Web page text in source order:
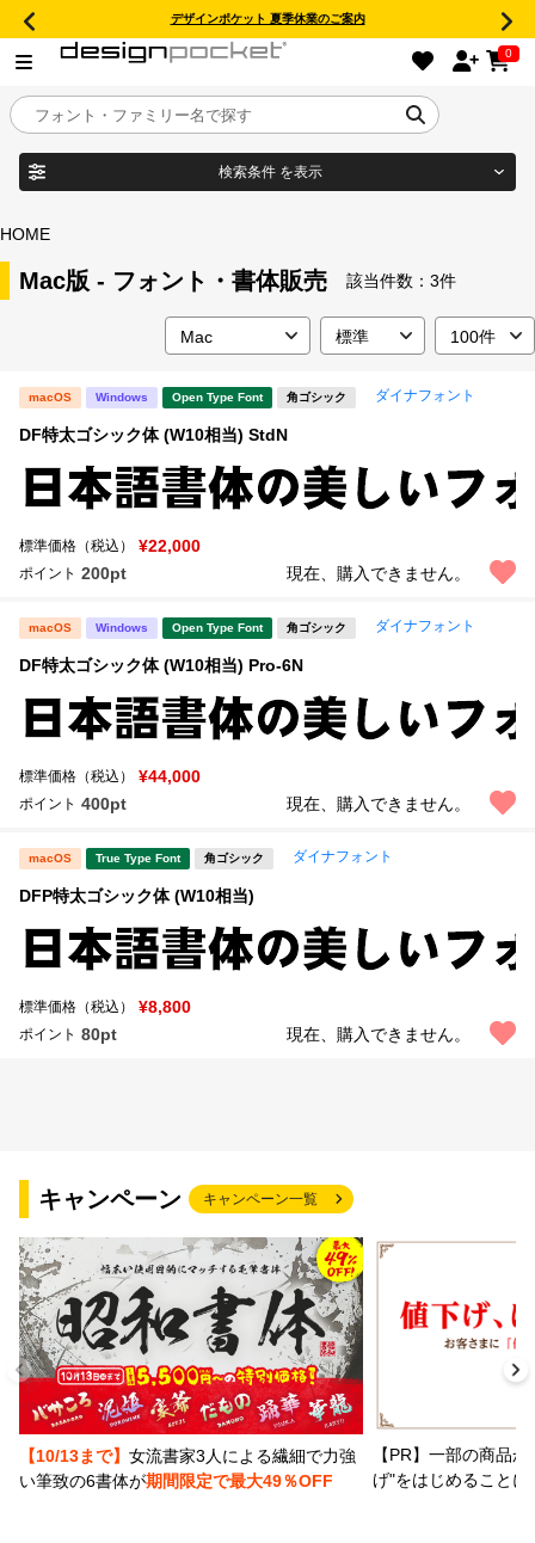
デザインポケット 夏季休業のご案内
0
目的別フォントガイド
年間ライセンス商品
キャンペーン一覧
新着一覧
マイページ
お気に入り
ご利用ガイド
よくあるご質問
お問い合わせ
検索条件 を表示
フォント形式
角ゴシック
宋朝体
教科書体 行書体
江戸文字 デザイン毛筆
すべてを表示
太さ・ウェイト
〜
リセット
HOME
Mac版 - フォント・書体販売 該当件数： 3件
macOS Windows Open Type Font 角ゴシック ダイナフォント
DF特太ゴシック体 (W10相当) StdN
標準価格（税込） ¥22,000
ポイント 200pt 現在、購入できません。
macOS Windows Open Type Font 角ゴシック ダイナフォント
DF特太ゴシック体 (W10相当) Pro-6N
標準価格（税込） ¥44,000
ポイント 400pt 現在、購入できません。
macOS True Type Font 角ゴシック ダイナフォント
DFP特太ゴシック体 (W10相当)
標準価格（税込） ¥8,800
ポイント 80pt 現在、購入できません。
キャンペーン キャンペーン一覧
【10/13まで】 女流書家3人による繊細で力強
い筆致の6書体が期間限定で最大49％OFF
【PR】一部の商品
げ"をはじめること